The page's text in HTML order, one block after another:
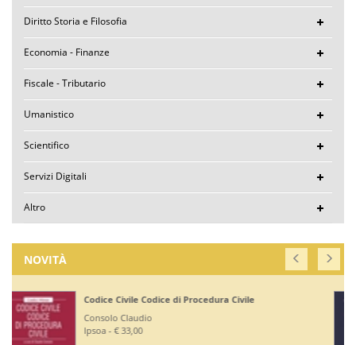
Diritto Storia e Filosofia
Economia - Finanze
Fiscale - Tributario
Umanistico
Scientifico
Servizi Digitali
Altro
NOVITÀ
Corte di Giustizia dell'Unione Europea
Ruffini Giuseppe
Editoriale Scientifica - € 36,00